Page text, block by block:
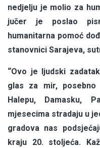
nedjelju je molio za
jučer je poslao
humanitarna pomoć
stanovnici Sarajeva,
“Ovo je ljudski
glas za mir,
Halepu, Damasku,
mjesecima stradaju u
gradova nas
kraju 20. stoljeća.